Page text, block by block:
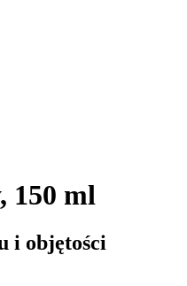
150 ml
i objętości